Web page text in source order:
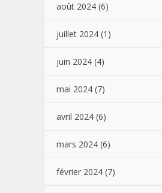
août 2024 (6)
juillet 2024 (1)
juin 2024 (4)
mai 2024 (7)
avril 2024 (6)
mars 2024 (6)
février 2024 (7)